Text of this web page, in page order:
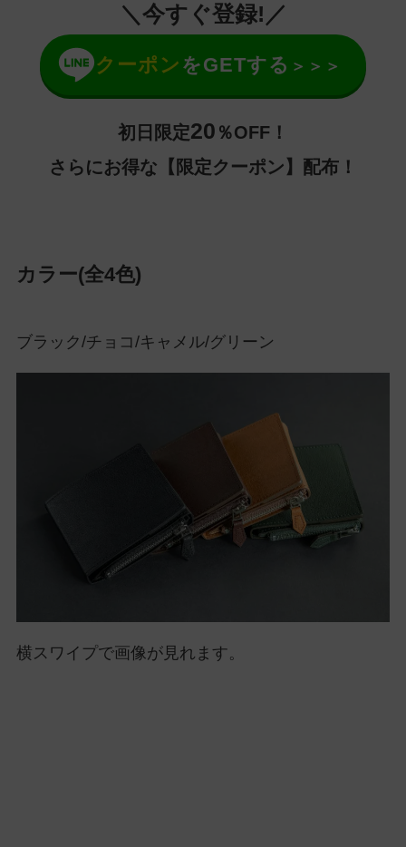
＼ 今すぐ登録! ／
クーポン をGETする ＞＞＞
初日限定20 ％OFF！
さらにお得な【限定クーポン】配布！
カラー(全4色)
ブラック/チョコ/キャメル/グリーン
横スワイプで画像が見れます。